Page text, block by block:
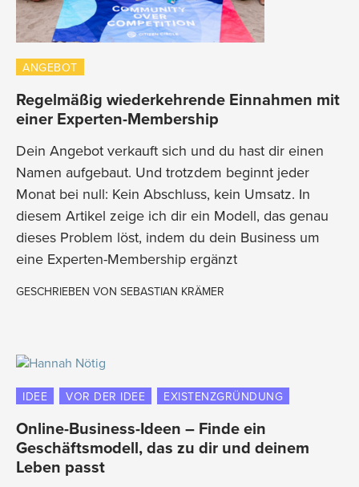
ANGEBOT
Regelmäßig wiederkehrende Einnahmen mit
einer Experten-Membership
Dein Angebot verkauft sich und du hast dir einen
Namen aufgebaut. Und trotzdem beginnt jeder
Monat bei null: Kein Abschluss, kein Umsatz. In
diesem Artikel zeige ich dir ein Modell, das genau
dieses Problem löst, indem du dein Business um
eine Experten-Membership ergänzt
GESCHRIEBEN VON SEBASTIAN KRÄMER
IDEE VOR DER IDEE EXISTENZGRÜNDUNG
Online-Business-Ideen – Finde ein
Geschäftsmodell, das zu dir und deinem
Leben passt